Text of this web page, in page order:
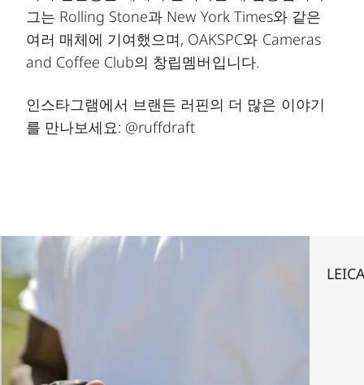
그는 Rolling Stone과 New York Times와 같은
여러 매체에 기여했으며, OAKSPC와 Cameras
and Coffee Club의 창립멤버입니다.
인스타그램에서 브랜든 러핀의 더 많은 이야기
를 만나보세요: @ruffdraft